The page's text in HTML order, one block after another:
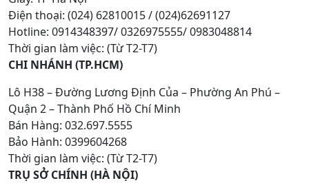
Điện thoại: (024) 62810015 / (024)62691127
Hotline: 0914348397/ 0326975555/ 0983048814
Thời gian làm việc: (Từ T2-T7)
CHI NHÁNH (TP.HCM)
Lô H38 – Đường Lương Định Của – Phường An Phú –
Quận 2 – Thành Phố Hồ Chí Minh
Bán Hàng: 032.697.5555
Bảo Hành: 0399604268
Thời gian làm việc: (Từ T2-T7)
TRỤ SỞ CHÍNH (HÀ NỘI)